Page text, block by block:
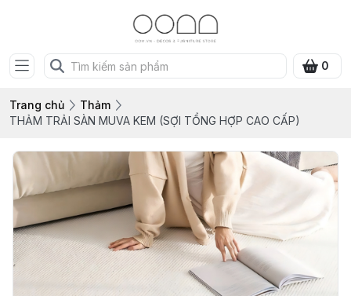
0
Trang chủ
Thảm
THẢM TRẢI SÀN MUVA KEM (SỢI TỔNG HỢP CAO CẤP)